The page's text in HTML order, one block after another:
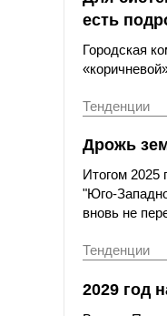
есть
Городская
Тенденции
Дрожь
Итогом 2025
"Юго-
вновь не
Тенденции
2029 год